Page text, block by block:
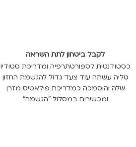
לקבל ביטחון לתת השראה
כסטודנטית לספורטתרפיה ומדריכת סטודיו
טליה עשתה עוד צעד גדול להגשמת החזון
שלה והוסמכה כמדריכת פילאטיס מזרן
ומכשירים במסלול "הגשמה"